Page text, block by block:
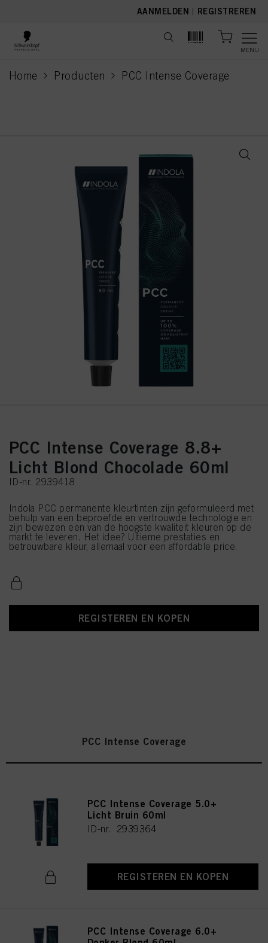
AANMELDEN | REGISTREREN
MENU
Home Producten PCC Intense Coverage
current page
PCC Intense Coverage 8.8+
Licht Blond Chocolade 60ml
ID-nr. 2939418
Indola PCC permanente kleurtinten zijn geformuleerd met
behulp van een beproefde en vertrouwde technologie en
zijn bewezen een van de hoogste kwaliteit kleuren op de
markt te leveren. Het idee? Ultieme prestaties en
betrouwbare kleur, allemaal voor een affordable price.
REGISTEREN EN KOPEN
PCC Intense Coverage
PCC Intense Coverage 5.0+
Licht Bruin 60ml
ID-nr. 2939364
REGISTEREN EN KOPEN
PCC Intense Coverage 6.0+